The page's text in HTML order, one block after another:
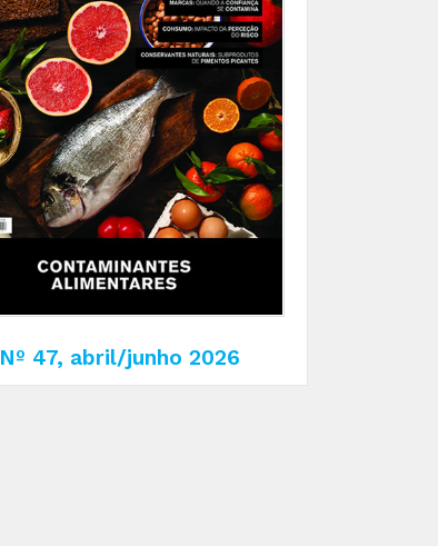
Nº 47, abril/junho 2026